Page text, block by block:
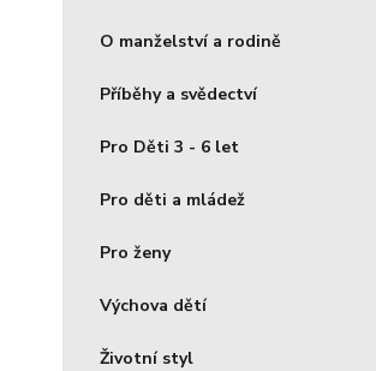
O manželství a rodině
Příběhy a svědectví
Pro Děti 3 - 6 let
Pro děti a mládež
Pro ženy
Výchova dětí
Životní styl